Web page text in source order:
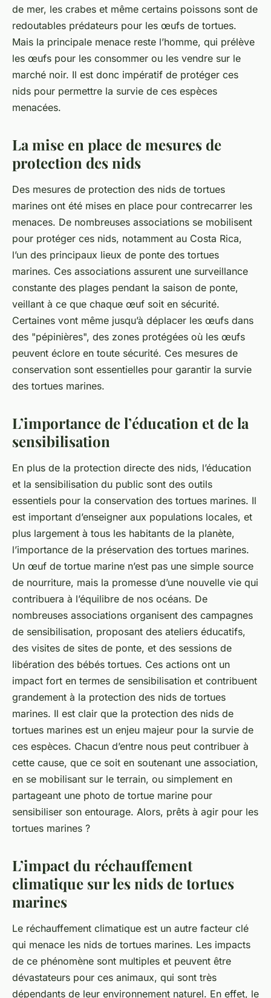
de mer, les crabes et même certains poissons sont de
redoutables prédateurs pour les œufs de tortues.
Mais la principale menace reste l’homme, qui prélève
les œufs pour les consommer ou les vendre sur le
marché noir. Il est donc impératif de protéger ces
nids pour permettre la survie de ces espèces
menacées.
La mise en place de mesures de
protection des nids
Des mesures de protection des nids de tortues
marines ont été mises en place pour contrecarrer les
menaces. De nombreuses associations se mobilisent
pour protéger ces nids, notamment au Costa Rica,
l’un des principaux lieux de ponte des tortues
marines. Ces associations assurent une surveillance
constante des plages pendant la saison de ponte,
veillant à ce que chaque œuf soit en sécurité.
Certaines vont même jusqu’à déplacer les œufs dans
des "pépinières", des zones protégées où les œufs
peuvent éclore en toute sécurité. Ces mesures de
conservation sont essentielles pour garantir la survie
des tortues marines.
L’importance de l’éducation et de la
sensibilisation
En plus de la protection directe des nids, l’éducation
et la sensibilisation du public sont des outils
essentiels pour la conservation des tortues marines. Il
est important d’enseigner aux populations locales, et
plus largement à tous les habitants de la planète,
l’importance de la préservation des tortues marines.
Un œuf de tortue marine n’est pas une simple source
de nourriture, mais la promesse d’une nouvelle vie qui
contribuera à l’équilibre de nos océans. De
nombreuses associations organisent des campagnes
de sensibilisation, proposant des ateliers éducatifs,
des visites de sites de ponte, et des sessions de
libération des bébés tortues. Ces actions ont un
impact fort en termes de sensibilisation et contribuent
grandement à la protection des nids de tortues
marines. Il est clair que la protection des nids de
tortues marines est un enjeu majeur pour la survie de
ces espèces. Chacun d’entre nous peut contribuer à
cette cause, que ce soit en soutenant une association,
en se mobilisant sur le terrain, ou simplement en
partageant une photo de tortue marine pour
sensibiliser son entourage. Alors, prêts à agir pour les
tortues marines ?
L’impact du réchauffement
climatique sur les nids de tortues
marines
Le réchauffement climatique est un autre facteur clé
qui menace les nids de tortues marines. Les impacts
de ce phénomène sont multiples et peuvent être
dévastateurs pour ces animaux, qui sont très
dépendants de leur environnement naturel. En effet, le